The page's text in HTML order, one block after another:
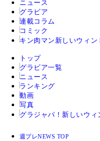
ニュース
グラビア
連載コラム
コミック
キン肉マン 新しいウィン
トップ
グラビア一覧
ニュース
ランキング
動画
写真
グラジャパ！ 新しいウィ
週プレNEWS TOP